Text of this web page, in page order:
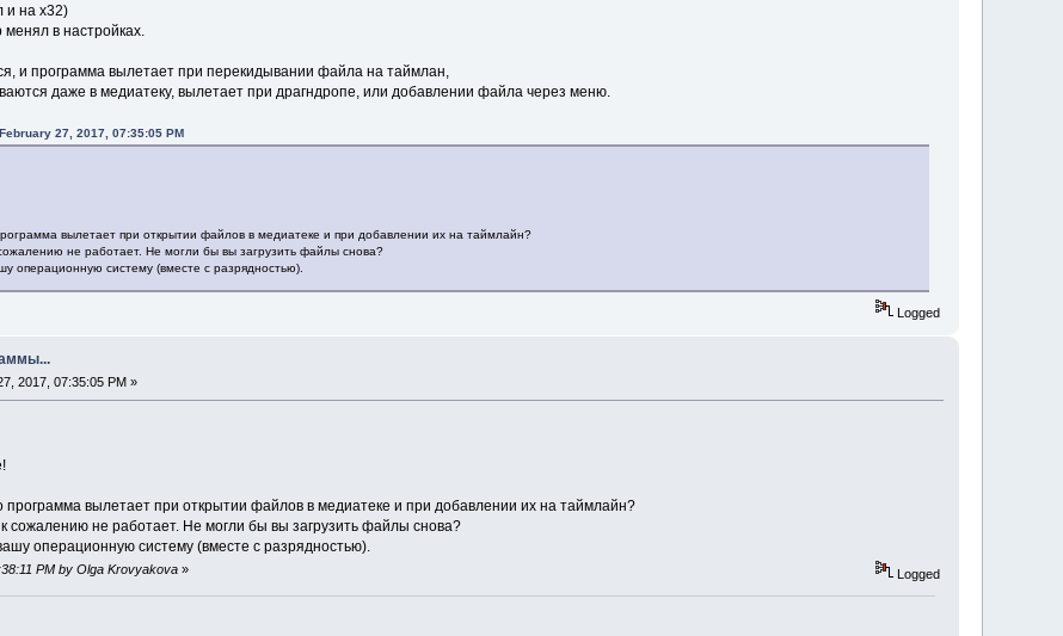
и на x32)
в настройках.
и программа вылетает при перекидывании файла на таймлан,
даже в медиатеку, вылетает при драгндропе, или добавлении файла через меню.
27, 2017, 07:35:05 PM
вылетает при открытии файлов в медиатеке и при добавлении их на таймлайн?
не работает. Не могли бы вы загрузить файлы снова?
операционную систему (вместе с разрядностью).
Logged
2017, 07:35:05 PM »
вылетает при открытии файлов в медиатеке и при добавлении их на таймлайн?
сожалению не работает. Не могли бы вы загрузить файлы снова?
операционную систему (вместе с разрядностью).
PM by Olga Krovyakova» Logged